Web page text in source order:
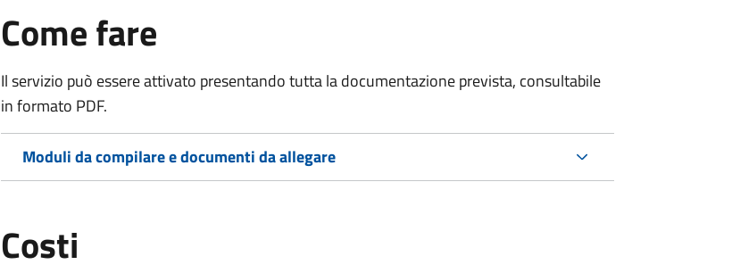
Come fare
Il servizio può essere attivato presentando tutta la documentazione prevista, consultabile
in formato PDF.
Moduli da compilare e documenti da allegare
Costi